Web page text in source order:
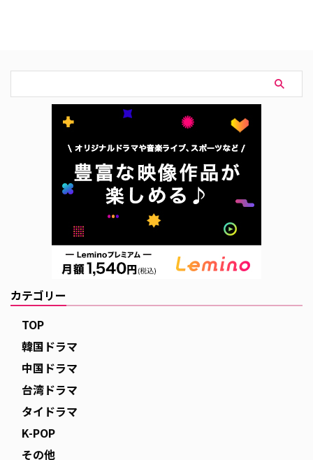
配信サービスは下記の通り。 動
プレミアム U-NEXT Hulu FOD
Netflix 『寧安如夢～宮廷にふたた
トドラマ『山河令』の原作者
Priestのベストセラー小説をドラ
カテゴリー
TOP
韓国ドラマ
中国ドラマ
台湾ドラマ
タイドラマ
K-POP
その他